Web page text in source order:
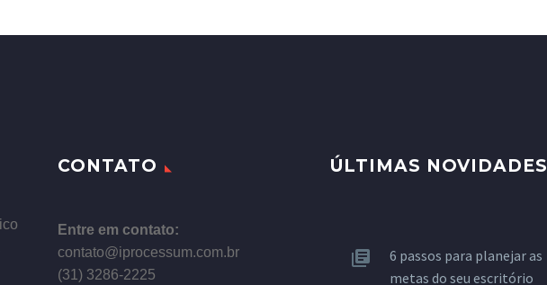
CONTATO
Entre em contato:
contato@iprocessum.com.br
(31) 3286-2225
ÚLTIMAS NOVIDADES
6 passos para planejar as
metas do seu escritório